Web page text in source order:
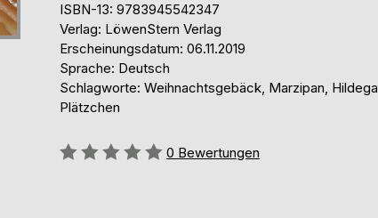
ISBN-13: 9783945542347
Verlag: LöwenStern Verlag
Erscheinungsdatum: 06.11.2019
Sprache: Deutsch
Schlagworte: Weihnachtsgebäck, Marzipan,
Plätzchen
Bewertung::
0 Bewertungen